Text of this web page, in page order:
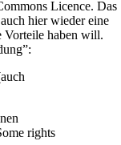
Licence. Das
hier wieder eine
Vorteile haben will.
rights